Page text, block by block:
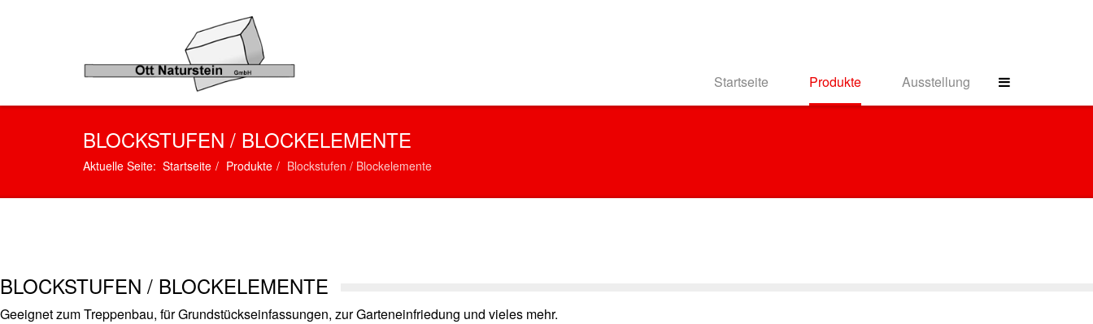
Startseite Produkte Ausstellung
BLOCKSTUFEN / BLOCKELEMENTE
Aktuelle Seite: Startseite Produkte Blockstufen / Blockelemente
BLOCKSTUFEN / BLOCKELEMENTE
Geeignet zum Treppenbau, für Grundstückseinfassungen, zur Garteneinfriedung und vieles mehr.